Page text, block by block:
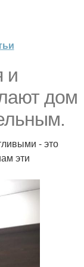
и
дом
- это
эти